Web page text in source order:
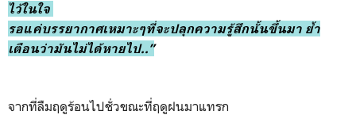
ไว้ในใจ
รอแค่บรรยากาศเหมาะๆที่จะปลุกความรู้สึกนั้นขึ้นมา ย้ำ
เตือนว่ามันไม่ได้หายไป..”
จากที่ลืมฤดูร้อนไปชั่วขณะที่ฤดูฝนมาแทรก